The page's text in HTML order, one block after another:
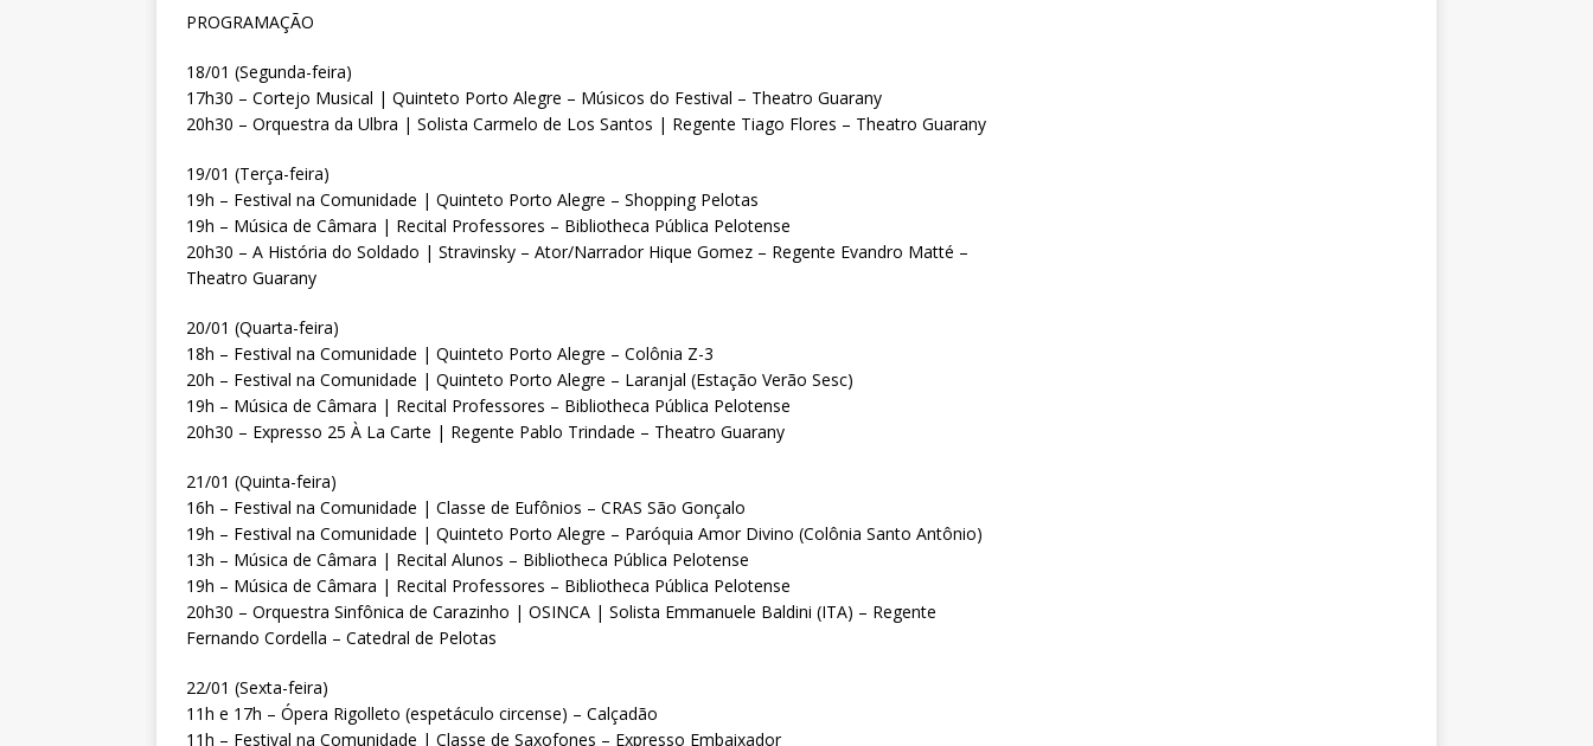
PROGRAMAÇÃO
18/01 (Segunda-feira)
17h30 – Cortejo Musical | Quinteto Porto Alegre – Músicos do Festival – Theatro Guarany
20h30 – Orquestra da Ulbra | Solista Carmelo de Los Santos | Regente Tiago Flores – Theatro Guarany
19/01 (Terça-feira)
19h – Festival na Comunidade | Quinteto Porto Alegre – Shopping Pelotas
19h – Música de Câmara | Recital Professores – Bibliotheca Pública Pelotense
20h30 – A História do Soldado | Stravinsky – Ator/Narrador Hique Gomez – Regente Evandro Matté –
Theatro Guarany
20/01 (Quarta-feira)
18h – Festival na Comunidade | Quinteto Porto Alegre – Colônia Z-3
20h – Festival na Comunidade | Quinteto Porto Alegre – Laranjal (Estação Verão Sesc)
19h – Música de Câmara | Recital Professores – Bibliotheca Pública Pelotense
20h30 – Expresso 25 À La Carte | Regente Pablo Trindade – Theatro Guarany
21/01 (Quinta-feira)
16h – Festival na Comunidade | Classe de Eufônios – CRAS São Gonçalo
19h – Festival na Comunidade | Quinteto Porto Alegre – Paróquia Amor Divino (Colônia Santo Antônio)
13h – Música de Câmara | Recital Alunos – Bibliotheca Pública Pelotense
19h – Música de Câmara | Recital Professores – Bibliotheca Pública Pelotense
20h30 – Orquestra Sinfônica de Carazinho | OSINCA | Solista Emmanuele Baldini (ITA) – Regente
Fernando Cordella – Catedral de Pelotas
22/01 (Sexta-feira)
11h e 17h – Ópera Rigolleto (espetáculo circense) – Calçadão
11h – Festival na Comunidade | Classe de Saxofones – Expresso Embaixador